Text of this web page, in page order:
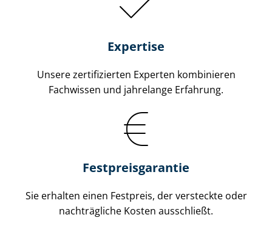
Expertise
Unsere zertifizierten Experten kombinieren
Fachwissen und jahrelange Erfahrung.
Fest­preis­ga­ran­tie
Sie erhalten einen Festpreis, der versteckte oder
nachträgliche Kosten ausschließt.